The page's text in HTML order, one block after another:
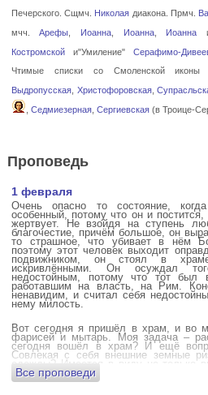
Печерского. Сщмч. Николая диакона. Прмч.
мчч.Арефы Иоанна, Иоанна, Иоанна
Костромскойи"Умиление"Серафимо-
Чтимые списки со Смоленской
Выдропусская, Христофоровская,
Седмиезерная, Сергиевская(в Троице-
Проповедь
1 февраля
Очень опасно то состояние,
особенный, потому что он и
жертвует. Не взойдя на ступень
благочестие, причём большое, он
то страшное, что убивает в нём
поэтому этот человек выходит
подвижником, он стоял в
искривлёнными. Он осуждал
недостойным, потому что тот был
работавшим на власть, на Рим.
ненавидим, и считал себя
нему милость.
Вот сегодня я пришёл в храм, и во
фарисей и мытарь. Моя задача –
сегодня вошёл в храм? И ещё
Совлекая с себя внешние земные
одежды? Имеется в виду не только
есть помыслы.
Все проповеди